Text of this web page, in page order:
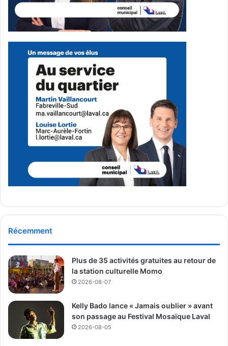
Récemment
Plus de 35 activités gratuites au retour de
la station culturelle Momo
2026-08-07
Kelly Bado lance « Jamais oublier » avant
son passage au Festival Mosaïque Laval
2026-08-05